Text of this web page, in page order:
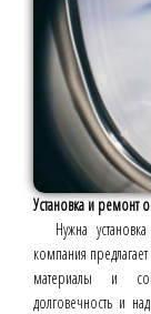
Установка и ремонт
Нужна
компания
материалы и
долговечность и